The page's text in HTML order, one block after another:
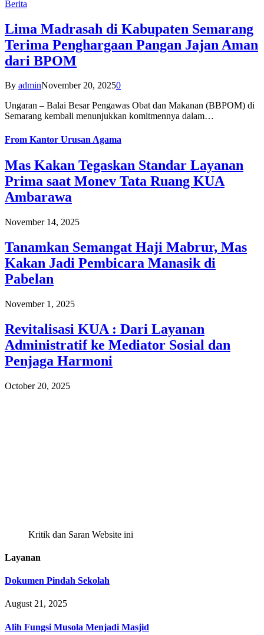
Berita
Lima Madrasah di Kabupaten Semarang
Terima Penghargaan Pangan Jajan Aman
dari BPOM
By adminNovember 20, 20250
Ungaran – Balai Besar Pengawas Obat dan Makanan (BBPOM) di
Semarang kembali menunjukkan komitmennya dalam…
From Kantor Urusan Agama
Mas Kakan Tegaskan Standar Layanan
Prima saat Monev Tata Ruang KUA
Ambarawa
November 14, 2025
Tanamkan Semangat Haji Mabrur, Mas
Kakan Jadi Pembicara Manasik di
Pabelan
November 1, 2025
Revitalisasi KUA : Dari Layanan
Administratif ke Mediator Sosial dan
Penjaga Harmoni
October 20, 2025
Kritik dan Saran Website ini
Layanan
Dokumen Pindah Sekolah
August 21, 2025
Alih Fungsi Musola Menjadi Masjid